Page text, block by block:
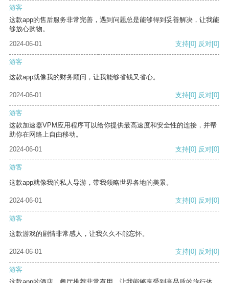
游客
这款app的售后服务非常完善，遇到问题总是能够得到妥善解决，让我能
够放心购物。
2024-06-01
支持[0] 反对[0]
游客
这款app就像我的财务顾问，让我能够省钱又省心。
2024-06-01 支持[0] 反对[0]
游客
这款加速器VPM应用程序可以给你提供最高速度和安全性的连接，并帮
助你在网络上自由移动。
2024-06-01
支持[0] 反对[0]
游客
这款app就像我的私人导游，带我领略世界各地的美景。
2024-06-01 支持[0] 反对[0]
游客
这款游戏的剧情非常感人，让我久久不能忘怀。
2024-06-01 支持[0] 反对[0]
游客